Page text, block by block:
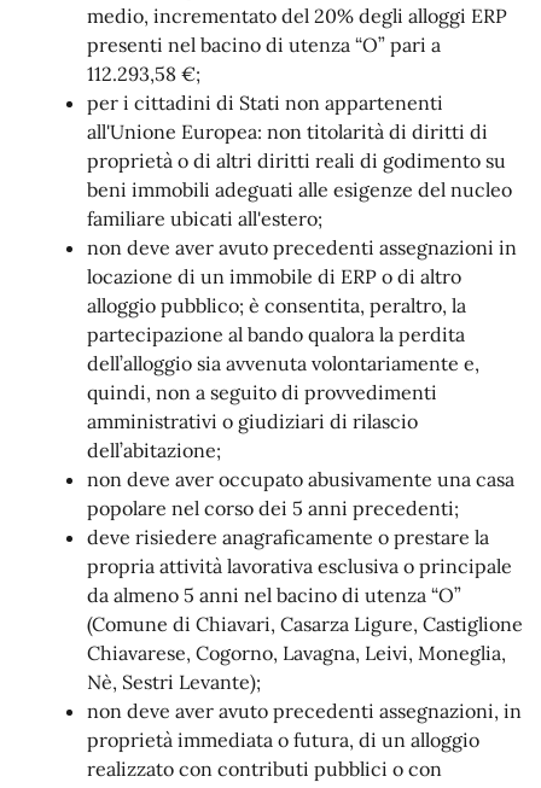
medio, incrementato del 20% degli alloggi ERP
presenti nel bacino di utenza “O” pari a
112.293,58 €;
per i cittadini di Stati non appartenenti
all'Unione Europea: non titolarità di diritti di
proprietà o di altri diritti reali di godimento su
beni immobili adeguati alle esigenze del nucleo
familiare ubicati all'estero;
non deve aver avuto precedenti assegnazioni in
locazione di un immobile di ERP o di altro
alloggio pubblico; è consentita, peraltro, la
partecipazione al bando qualora la perdita
dell’alloggio sia avvenuta volontariamente e,
quindi, non a seguito di provvedimenti
amministrativi o giudiziari di rilascio
dell’abitazione;
non deve aver occupato abusivamente una casa
popolare nel corso dei 5 anni precedenti;
deve risiedere anagraficamente o prestare la
propria attività lavorativa esclusiva o principale
da almeno 5 anni nel bacino di utenza “O”
(Comune di Chiavari, Casarza Ligure, Castiglione
Chiavarese, Cogorno, Lavagna, Leivi, Moneglia,
Nè, Sestri Levante);
non deve aver avuto precedenti assegnazioni, in
proprietà immediata o futura, di un alloggio
realizzato con contributi pubblici o con